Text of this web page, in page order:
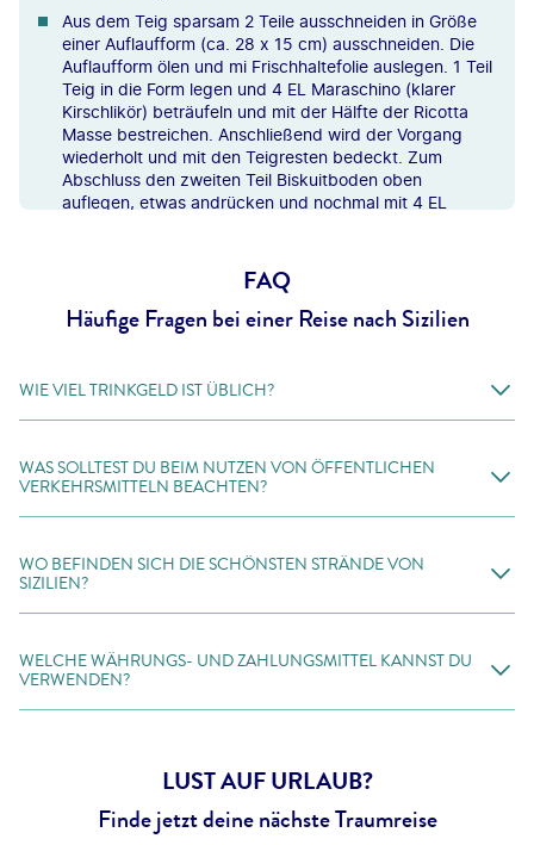
Aus dem Teig sparsam 2 Teile ausschneiden in Größe
einer Auflaufform (ca. 28 x 15 cm) ausschneiden. Die
Auflaufform ölen und mi Frischhaltefolie auslegen. 1 Teil
Teig in die Form legen und 4 EL Maraschino (klarer
Kirschlikör) beträufeln und mit der Hälfte der Ricotta
Masse bestreichen. Anschließend wird der Vorgang
wiederholt und mit den Teigresten bedeckt. Zum
Abschluss den zweiten Teil Biskuitboden oben
auflegen, etwas andrücken und nochmal mit 4 EL
Pistazienkerne hacken und Schlagsahne mit 1 EL
stürzen und mit Sahne bestreichen und den Pistazien
FAQ
Häufige Fragen bei einer Reise nach Sizilien
WIE VIEL TRINKGELD IST ÜBLICH?
WAS SOLLTEST DU BEIM NUTZEN VON ÖFFENTLICHEN
VERKEHRSMITTELN BEACHTEN?
WO BEFINDEN SICH DIE SCHÖNSTEN STRÄNDE VON
SIZILIEN?
WELCHE WÄHRUNGS- UND ZAHLUNGSMITTEL KANNST DU
VERWENDEN?
LUST AUF URLAUB?
Finde jetzt deine nächste Traumreise